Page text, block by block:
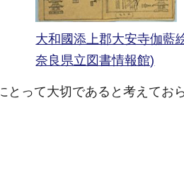
大和國添上郡大安寺伽藍
奈良県立図書情報館)
とって大切であると考えてお